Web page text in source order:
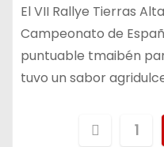
El VII Rallye Tierras
Campeonato de
puntuable tmaibén
tuvo un sabor
1